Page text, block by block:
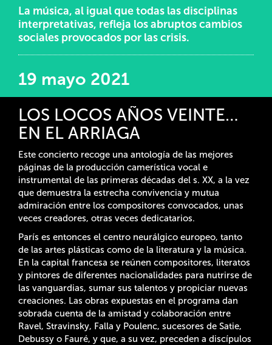
La música, al igual que todas las disciplinas
interpretativas, refleja los abruptos cambios
sociales provocados por las crisis.
19 mayo 2021
LOS LOCOS AÑOS VEINTE…
EN EL ARRIAGA
Este concierto recoge una antología de las mejores
páginas de la producción camerística vocal e
instrumental de las primeras décadas del s. XX, a la vez
que demuestra la estrecha convivencia y mutua
admiración entre los compositores convocados, unas
veces creadores, otras veces dedicatarios.
París es entonces el centro neurálgico europeo, tanto
de las artes plásticas como de la literatura y la música.
En la capital francesa se reúnen compositores, literatos
y pintores de diferentes nacionalidades para nutrirse de
las vanguardias, sumar sus talentos y propiciar nuevas
creaciones. Las obras expuestas en el programa dan
sobrada cuenta de la amistad y colaboración entre
Ravel, Stravinsky, Falla y Poulenc, sucesores de Satie,
Debussy o Fauré, y que, a su vez, preceden a discípulos